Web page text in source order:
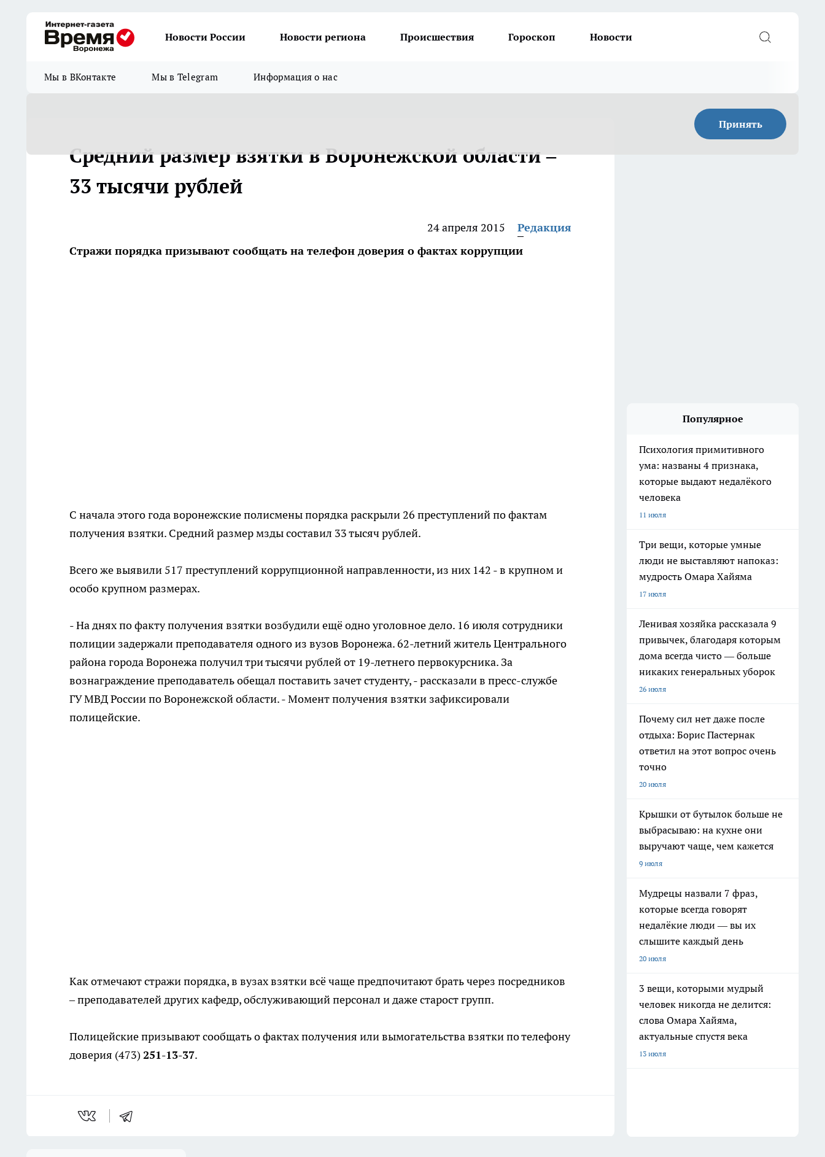
Новости России Новости региона Происшествия Гороскоп Новости
Мы в ВКонтакте Мы в Telegram Информация о нас
Принять
Средний размер взятки в Воронежской области –
33 тысячи рублей
24 апреля 2015
Редакция
Стражи порядка призывают сообщать на телефон доверия о фактах коррупции
С начала этого года воронежские полисмены порядка раскрыли 26 преступлений по фактам
получения взятки. Средний размер мзды составил 33 тысяч рублей.
Всего же выявили 517 преступлений коррупционной направленности, из них 142 - в крупном и
особо крупном размерах.
- На днях по факту получения взятки возбудили ещё одно уголовное дело. 16 июля сотрудники
полиции задержали преподавателя одного из вузов Воронежа. 62-летний житель Центрального
района города Воронежа получил три тысячи рублей от 19-летнего первокурсника. За
вознаграждение преподаватель обещал поставить зачет студенту, - рассказали в пресс-службе
ГУ МВД России по Воронежской области. - Момент получения взятки зафиксировали
полицейские.
Как отмечают стражи порядка, в вузах взятки всё чаще предпочитают брать через посредников
– преподавателей других кафедр, обслуживающий персонал и даже старост групп.
Полицейские призывают сообщать о фактах получения или вымогательства взятки по телефону
доверия (473) 251-13-37.
Популярное
Психология примитивного
ума: названы 4 признака,
которые выдают недалёкого
человека
11 июля
Три вещи, которые умные
люди не выставляют напоказ:
мудрость Омара Хайяма
17 июля
Ленивая хозяйка рассказала 9
привычек, благодаря которым
дома всегда чисто — больше
никаких генеральных уборок
26 июля
Почему сил нет даже после
отдыха: Борис Пастернак
ответил на этот вопрос очень
точно
20 июля
Крышки от бутылок больше не
выбрасываю: на кухне они
выручают чаще, чем кажется
9 июля
Мудрецы назвали 7 фраз,
которые всегда говорят
недалёкие люди — вы их
слышите каждый день
20 июля
3 вещи, которыми мудрый
человек никогда не делится:
слова Омара Хайяма,
актуальные спустя века
13 июля